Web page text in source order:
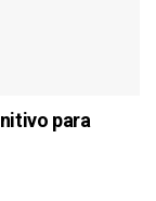
para